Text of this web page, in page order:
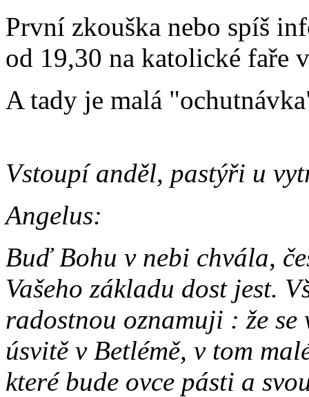
První zkouška nebo spíš
od 19,30 na katolické faře
A tady je malá
Vstoupí anděl, pastýři u
Angelus:
Buď Bohu v nebi chvála,
Vašeho základu dost jest.
radostnou oznamuji : že
úsvitě v Betlémě, v tom
které bude ovce pásti a